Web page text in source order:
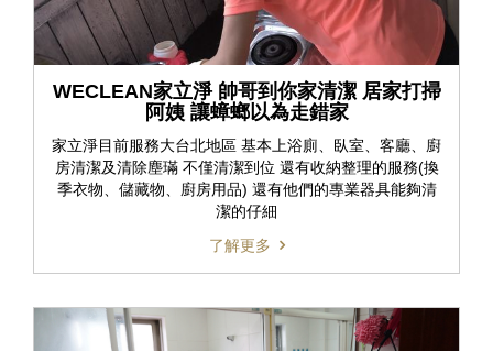
WECLEAN家立淨 帥哥到你家清潔 居家打掃
阿姨 讓蟑螂以為走錯家
家立淨目前服務大台北地區 基本上浴廁、臥室、客廳、廚
房清潔及清除塵璊 不僅清潔到位 還有收納整理的服務(換
季衣物、儲藏物、廚房用品) 還有他們的專業器具能夠清
潔的仔細
了解更多